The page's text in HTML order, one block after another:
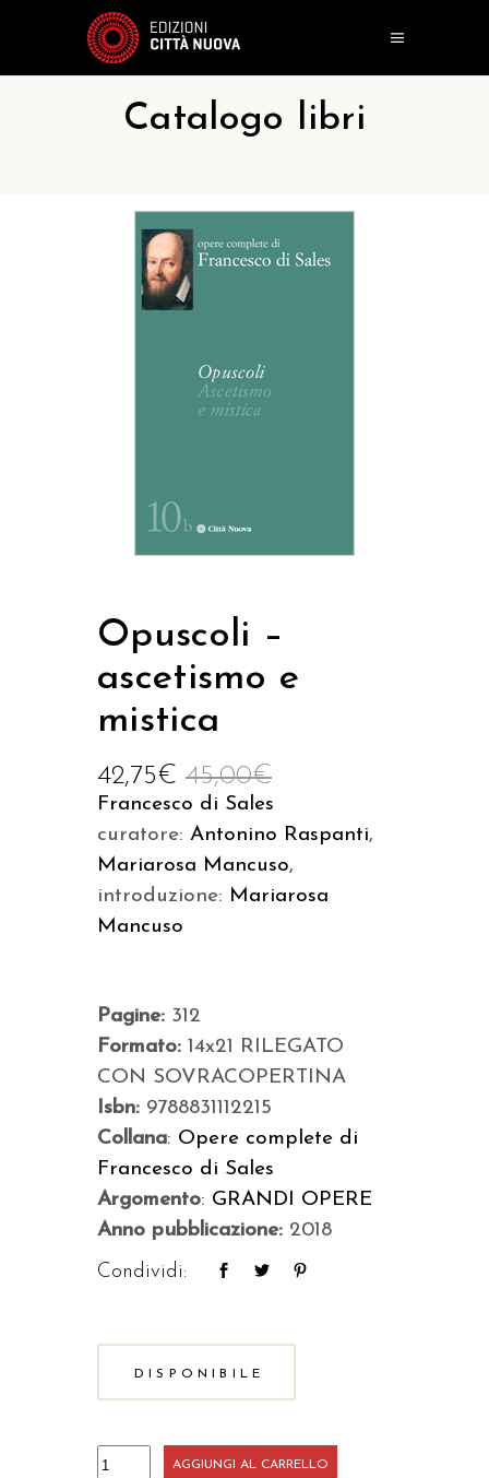
Catalogo libri
Opuscoli –
ascetismo e
mistica
45,00€
42,75€
Francesco di Sales
curatore: Antonino Raspanti,
Mariarosa Mancuso,
introduzione: Mariarosa
Mancuso
Pagine: 312
Formato: 14x21 RILEGATO
CON SOVRACOPERTINA
Isbn: 9788831112215
Collana: Opere complete di
Francesco di Sales
Argomento: GRANDI OPERE
Anno pubblicazione: 2018
Condividi:
DISPONIBILE
OpuscoliAGGIUNGI AL CARRELLO